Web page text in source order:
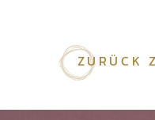
ZURÜCK